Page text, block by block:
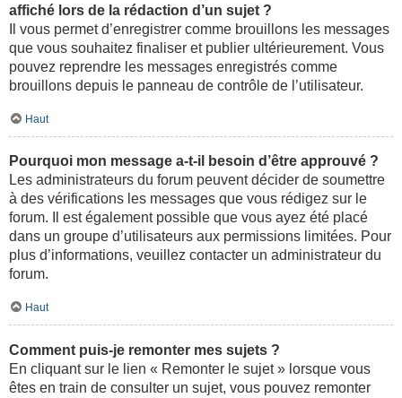
affiché lors de la rédaction d’un sujet ?
Il vous permet d’enregistrer comme brouillons les messages
que vous souhaitez finaliser et publier ultérieurement. Vous
pouvez reprendre les messages enregistrés comme
brouillons depuis le panneau de contrôle de l’utilisateur.
Haut
Pourquoi mon message a-t-il besoin d’être approuvé ?
Les administrateurs du forum peuvent décider de soumettre
à des vérifications les messages que vous rédigez sur le
forum. Il est également possible que vous ayez été placé
dans un groupe d’utilisateurs aux permissions limitées. Pour
plus d’informations, veuillez contacter un administrateur du
forum.
Haut
Comment puis-je remonter mes sujets ?
En cliquant sur le lien « Remonter le sujet » lorsque vous
êtes en train de consulter un sujet, vous pouvez remonter